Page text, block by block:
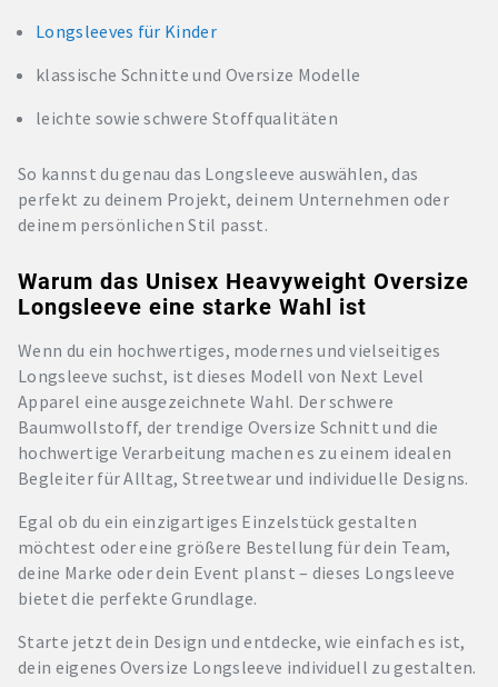
Longsleeves für Kinder
klassische Schnitte und Oversize Modelle
leichte sowie schwere Stoffqualitäten
So kannst du genau das Longsleeve auswählen, das
perfekt zu deinem Projekt, deinem Unternehmen oder
deinem persönlichen Stil passt.
Warum das Unisex Heavyweight Oversize
Longsleeve eine starke Wahl ist
Wenn du ein hochwertiges, modernes und vielseitiges
Longsleeve suchst, ist dieses Modell von Next Level
Apparel eine ausgezeichnete Wahl. Der schwere
Baumwollstoff, der trendige Oversize Schnitt und die
hochwertige Verarbeitung machen es zu einem idealen
Begleiter für Alltag, Streetwear und individuelle Designs.
Egal ob du ein einzigartiges Einzelstück gestalten
möchtest oder eine größere Bestellung für dein Team,
deine Marke oder dein Event planst – dieses Longsleeve
bietet die perfekte Grundlage.
Starte jetzt dein Design und entdecke, wie einfach es ist,
dein eigenes Oversize Longsleeve individuell zu gestalten.